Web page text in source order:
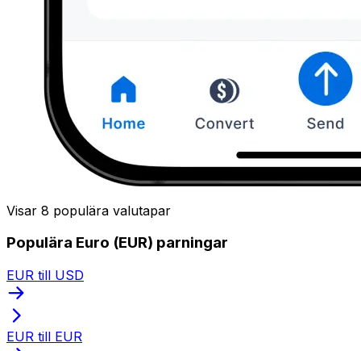
Visar 8 populära valutapar
Populära Euro (EUR) parningar
EUR till USD
EUR till EUR